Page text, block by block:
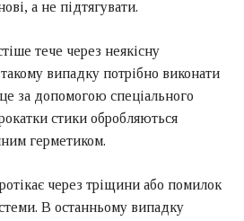
а не підтягувати.
тече через неякісну
випадку потрібно виконати
за допомогою спеціального
стики обробляються
герметиком.
через тріщини або помилок
В останньому випадку